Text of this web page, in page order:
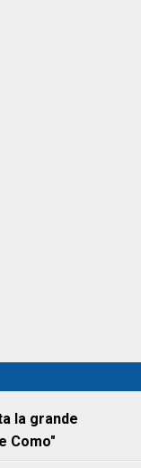
la grande
Como"